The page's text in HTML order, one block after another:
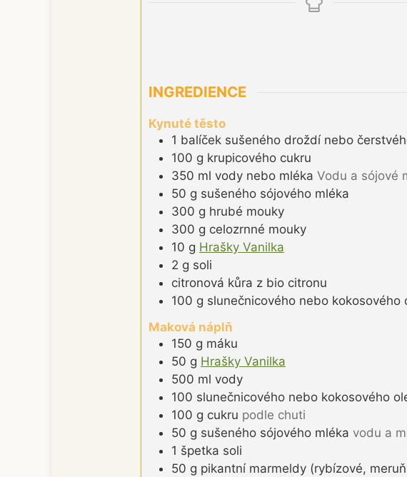
INGREDIENCE
Kynuté těsto
1 balíček sušeného droždí nebo
100 g krupicového cukru
350 ml vody nebo mléka Vodu a sójové
50 g sušeného sójového mléka
300 g hrubé mouky
300 g celozrnné mouky
10 g Hrašky Vanilka
2 g soli
citronová kůra z bio citronu
100 g slunečnicového nebo kokosového
Maková náplň
150 g máku
50 g Hrašky Vanilka
500 ml vody
100 slunečnicového nebo kokosového
100 g cukru podle chuti
50 g sušeného sójového mléka vodu a
1 špetka soli
50 g pikantní marmeldy (rybízové,